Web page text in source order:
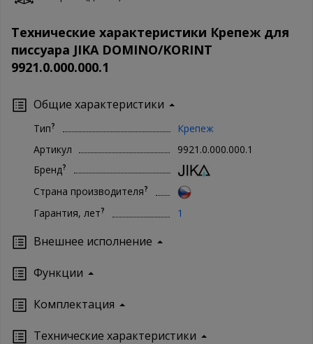
Технические характеристики Крепеж для
писсуара JIKA DOMINO/KORINT
9921.0.000.000.1
Общие характеристики
Тип?
Крепеж
Артикул
9921.0.000.000.1
Бренд?
Страна производителя?
Гарантия, лет? 1
Внешнее исполнение
Функции
Комплектация
Технические характеристики